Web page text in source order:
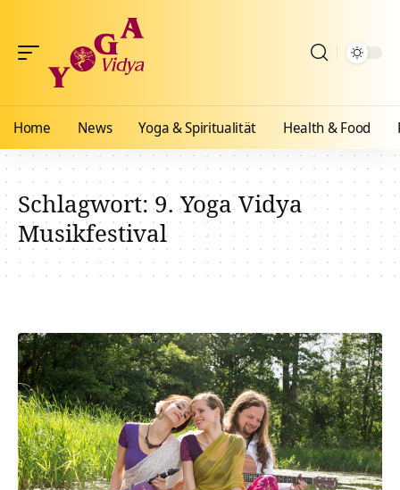
Home News Yoga & Spiritualität Health & Food
Schlagwort:9. Yoga Vidya
Musikfestival